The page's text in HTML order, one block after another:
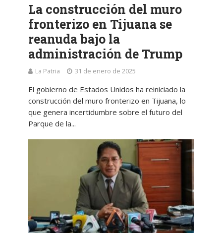
La construcción del muro
fronterizo en Tijuana se
reanuda bajo la
administración de Trump
La Patria 31 de enero de 2025
El gobierno de Estados Unidos ha reiniciado la
construcción del muro fronterizo en Tijuana, lo
que genera incertidumbre sobre el futuro del
Parque de la...